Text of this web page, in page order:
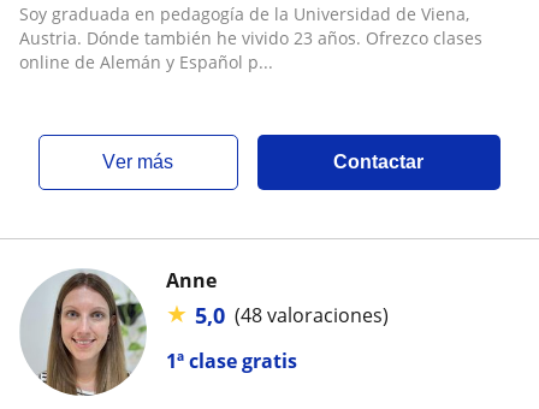
Soy graduada en pedagogía de la Universidad de Viena,
Austria. Dónde también he vivido 23 años. Ofrezco clases
online de Alemán y Español p...
ver más Contactar
1ª clase gratis
Anne
★ 5,0 (48 valoraciones)